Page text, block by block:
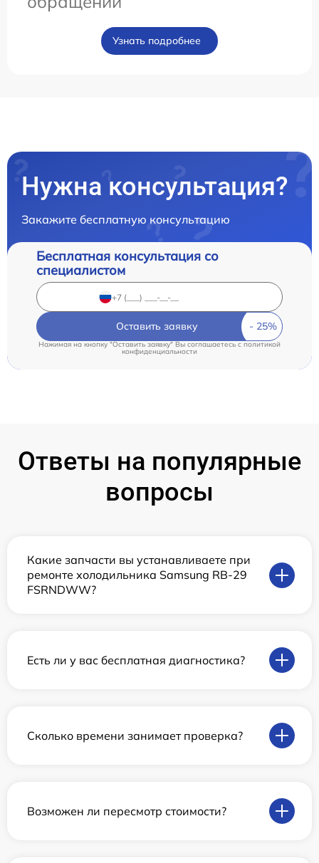
Узнать подробнее
Нужна консультация?
Закажите бесплатную консультацию
Бесплатная консультация со
специалистом
Оставить заявку
Нажимая на кнопку "Оставить заявку" Вы соглашаетесь c политикой
конфиденциальности
Ответы на популярные
вопросы
Какие запчасти вы устанавливаете при
ремонте холодильника Samsung RB-29
FSRNDWW?
Есть ли у вас бесплатная диагностика?
Сколько времени занимает проверка?
Возможен ли пересмотр стоимости?